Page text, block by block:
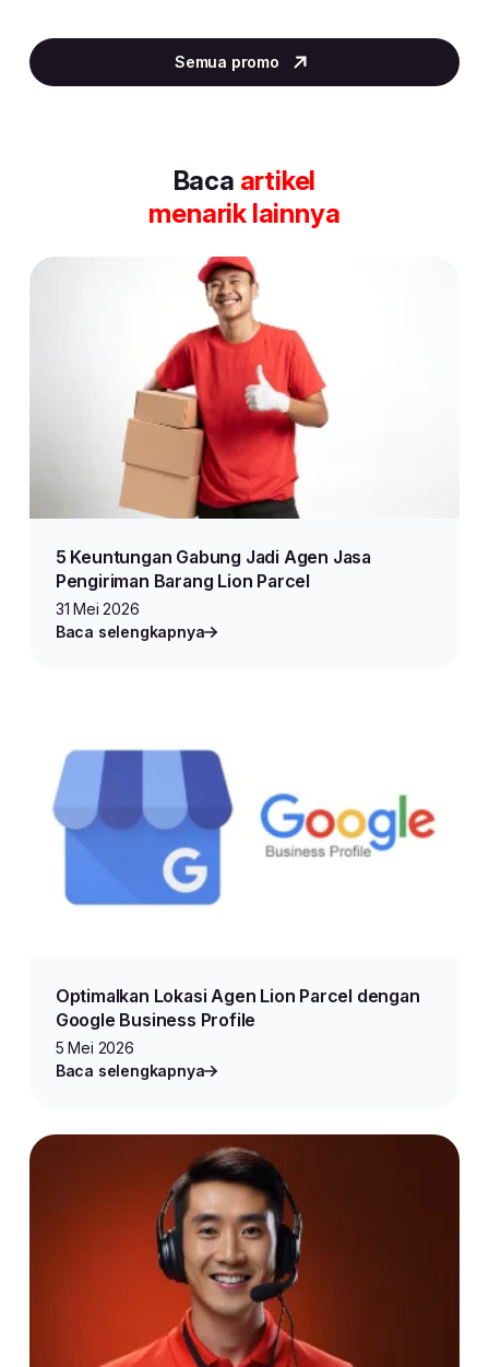
2
of
Semua promo
Baca artikel
menarik lainnya
5 Keuntungan Gabung Jadi Agen Jasa
Pengiriman Barang Lion Parcel
31 Mei 2026
Baca selengkapnya
Optimalkan Lokasi Agen Lion Parcel dengan
Google Business Profile
5 Mei 2026
Baca selengkapnya